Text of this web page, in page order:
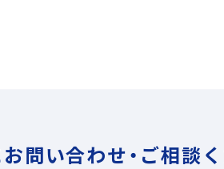
お問い合わせ・ご相談く